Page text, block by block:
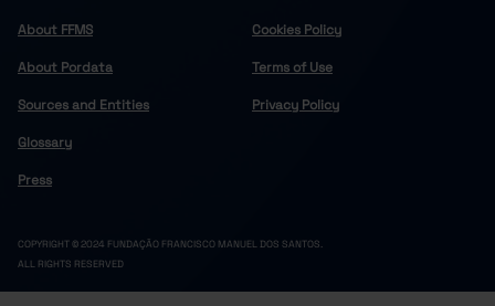
About FFMS
About Pordata
Sources and Entities
Glossary
Press
Cookies Policy
Terms of Use
Privacy Policy
COPYRIGHT © 2024 FUNDAÇÃO FRANCISCO MANUEL DOS SANTOS.
ALL RIGHTS RESERVED